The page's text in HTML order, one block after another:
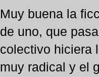
Muy buena la
de uno, que
colectivo hiciera
muy radical y el